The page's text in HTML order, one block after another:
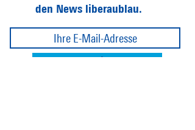
den News liberaublau.
Abonnieren